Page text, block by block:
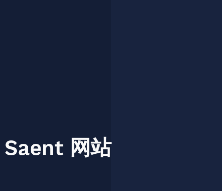
Saent 网站